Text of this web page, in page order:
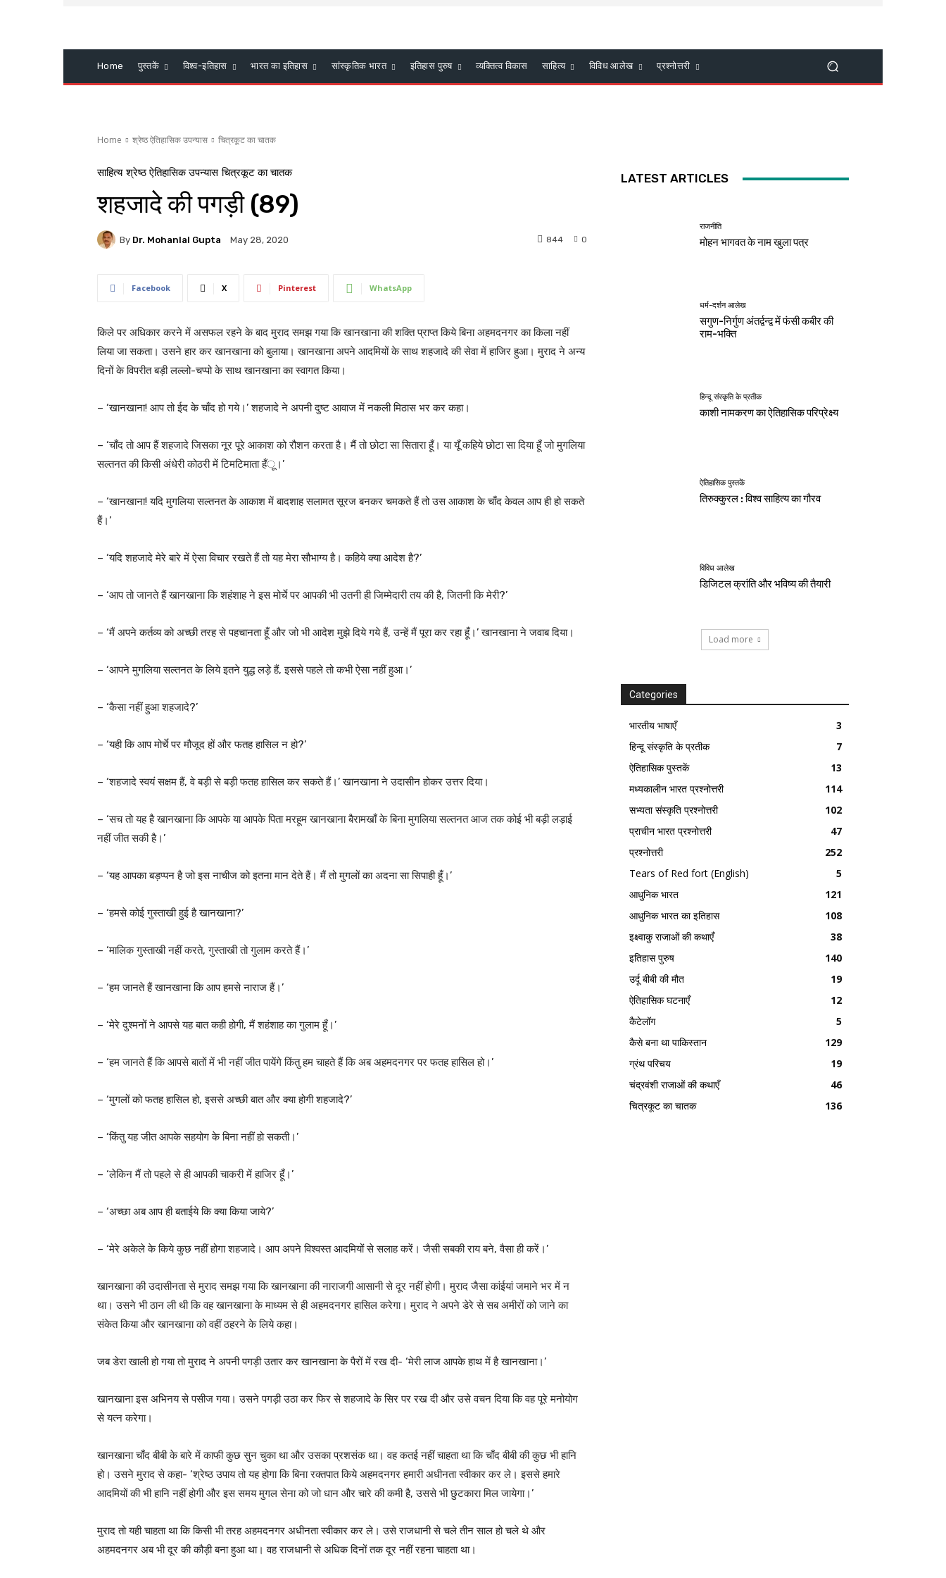
Home पुस्तकें विश्व-इतिहास भारत का इतिहास सांस्कृतिक भारत इतिहास पुरुष व्यक्तित्व विकास साहित्य विविध आलेख प्रश्नोत्तरी
Home श्रेष्ठ ऐतिहासिक उपन्यास चित्रकूट का चातक
साहित्य श्रेष्ठ ऐतिहासिक उपन्यास चित्रकूट का चातक
शहजादे की पगड़ी (89)
By Dr. Mohanlal Gupta May 28, 2020 0
844
Facebook X Pinterest WhatsApp
किले पर अधिकार करने में असफल रहने के बाद मुराद समझ गया कि खानखाना की शक्ति प्राप्त किये बिना अहमदनगर का किला नहीं
लिया जा सकता। उसने हार कर खानखाना को बुलाया। खानखाना अपने आदमियों के साथ शहजादे की सेवा में हाजिर हुआ। मुराद ने अन्य
दिनों के विपरीत बड़ी लल्लो-चप्पो के साथ खानखाना का स्वागत किया।
– ‘खानखाना! आप तो ईद के चाँद हो गये।’ शहजादे ने अपनी दुष्ट आवाज में नकली मिठास भर कर कहा।
– ‘चाँद तो आप हैं शहजादे जिसका नूर पूरे आकाश को रौशन करता है। मैं तो छोटा सा सितारा हूँ। या यूँ कहिये छोटा सा दिया हूँ जो मुगलिया
सल्तनत की किसी अंधेरी कोठरी में टिमटिमाता हँू।’
– ‘खानखाना! यदि मुगलिया सल्तनत के आकाश में बादशाह सलामत सूरज बनकर चमकते हैं तो उस आकाश के चाँद केवल आप ही हो सकते
हैं।’
– ‘यदि शहजादे मेरे बारे में ऐसा विचार रखते हैं तो यह मेरा सौभाग्य है। कहिये क्या आदेश है?’
– ‘आप तो जानते हैं खानखाना कि शहंशाह ने इस मोर्चे पर आपकी भी उतनी ही जिम्मेदारी तय की है, जितनी कि मेरी?’
– ‘मैं अपने कर्तव्य को अच्छी तरह से पहचानता हूँ और जो भी आदेश मुझे दिये गये हैं, उन्हें मैं पूरा कर रहा हूँ।’ खानखाना ने जवाब दिया।
– ‘आपने मुगलिया सल्तनत के लिये इतने युद्ध लड़े हैं, इससे पहले तो कभी ऐसा नहीं हुआ।’
– ‘कैसा नहीं हुआ शहजादे?’
– ‘यही कि आप मोर्चे पर मौजूद हों और फतह हासिल न हो?’
– ‘शहजादे स्वयं सक्षम हैं, वे बड़ी से बड़ी फतह हासिल कर सकते हैं।’ खानखाना ने उदासीन होकर उत्तर दिया।
– ‘सच तो यह है खानखाना कि आपके या आपके पिता मरहूम खानखाना बैरामखाँ के बिना मुगलिया सल्तनत आज तक कोई भी बड़ी लड़ाई
नहीं जीत सकी है।’
– ‘यह आपका बड़प्पन है जो इस नाचीज को इतना मान देते हैं। मैं तो मुगलों का अदना सा सिपाही हूँ।’
– ‘हमसे कोई गुस्ताखी हुई है खानखाना?’
– ‘मालिक गुस्ताखी नहीं करते, गुस्ताखी तो गुलाम करते हैं।’
– ‘हम जानते हैं खानखाना कि आप हमसे नाराज हैं।’
– ‘मेरे दुश्मनों ने आपसे यह बात कही होगी, मैं शहंशाह का गुलाम हूँ।’
– ‘हम जानते हैं कि आपसे बातों में भी नहीं जीत पायेंगे किंतु हम चाहते हैं कि अब अहमदनगर पर फतह हासिल हो।’
– ‘मुगलों को फतह हासिल हो, इससे अच्छी बात और क्या होगी शहजादे?’
– ‘किंतु यह जीत आपके सहयोग के बिना नहीं हो सकती।’
– ‘लेकिन मैं तो पहले से ही आपकी चाकरी में हाजिर हूँ।’
– ‘अच्छा अब आप ही बताईये कि क्या किया जाये?’
– ‘मेरे अकेले के किये कुछ नहीं होगा शहजादे। आप अपने विश्वस्त आदमियों से सलाह करें। जैसी सबकी राय बने, वैसा ही करें।’
खानखाना की उदासीनता से मुराद समझ गया कि खानखाना की नाराजगी आसानी से दूर नहीं होगी। मुराद जैसा कांईयां जमाने भर में न
था। उसने भी ठान ली थी कि वह खानखाना के माध्यम से ही अहमदनगर हासिल करेगा। मुराद ने अपने डेरे से सब अमीरों को जाने का
संकेत किया और खानखाना को वहीं ठहरने के लिये कहा।
जब डेरा खाली हो गया तो मुराद ने अपनी पगड़ी उतार कर खानखाना के पैरों में रख दी- ‘मेरी लाज आपके हाथ में है खानखाना।’
खानखाना इस अभिनय से पसीज गया। उसने पगड़ी उठा कर फिर से शहजादे के सिर पर रख दी और उसे वचन दिया कि वह पूरे मनोयोग
से यत्न करेगा।
खानखाना चाँद बीबी के बारे में काफी कुछ सुन चुका था और उसका प्रशसंक था। वह कतई नहीं चाहता था कि चाँद बीबी की कुछ भी हानि
हो। उसने मुराद से कहा- ‘श्रेष्ठ उपाय तो यह होगा कि बिना रक्तपात किये अहमदनगर हमारी अधीनता स्वीकार कर ले। इससे हमारे
आदमियों की भी हानि नहीं होगी और इस समय मुगल सेना को जो धान और चारे की कमी है, उससे भी छुटकारा मिल जायेगा।’
मुराद तो यही चाहता था कि किसी भी तरह अहमदनगर अधीनता स्वीकार कर ले। उसे राजधानी से चले तीन साल हो चले थे और
अहमदनगर अब भी दूर की कौड़ी बना हुआ था। वह राजधानी से अधिक दिनों तक दूर नहीं रहना चाहता था।
LATEST ARTICLES
राजनीति
मोहन भागवत के नाम खुला पत्र
धर्म-दर्शन आलेख
सगुण-निर्गुण अंतर्द्वन्द्व में फंसी कबीर की
राम-भक्ति
हिन्दू संस्कृति के प्रतीक
काशी नामकरण का ऐतिहासिक परिप्रेक्ष्य
ऐतिहासिक पुस्तकें
तिरुक्कुरल : विश्व साहित्य का गौरव
विविध आलेख
डिजिटल क्रांति और भविष्य की तैयारी
Load more
Categories
भारतीय भाषाएँ
3
हिन्दू संस्कृति के प्रतीक
7
ऐतिहासिक पुस्तकें
13
मध्यकालीन भारत प्रश्नोत्तरी
114
सभ्यता संस्कृति प्रश्नोत्तरी
102
प्राचीन भारत प्रश्नोत्तरी
47
प्रश्नोत्तरी
252
Tears of Red fort (English)
5
आधुनिक भारत
121
आधुनिक भारत का इतिहास
108
इक्ष्वाकु राजाओं की कथाएँ
38
इतिहास पुरुष
140
उर्दू बीबी की मौत
19
ऐतिहासिक घटनाएँ
12
कैटेलॉग
5
कैसे बना था पाकिस्तान
129
ग्रंथ परिचय
19
चंद्रवंशी राजाओं की कथाएँ
46
चित्रकूट का चातक
136